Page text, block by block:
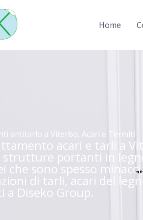
Home
antitarlo a Viterbo, Acari e Termiti
acari e tarli a
strutture portanti in
che sono spesso
di tarli, acari del
a Diseko Group.